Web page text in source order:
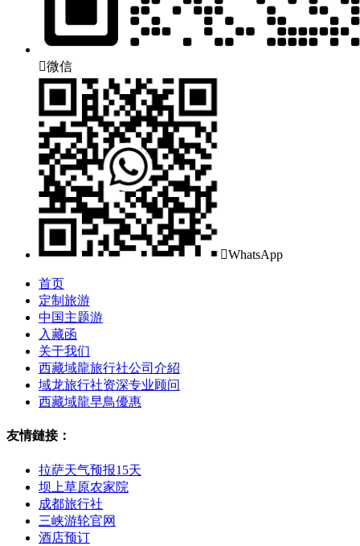
微信
WhatsApp
首页
定制旅游
中国主题游
入藏函
关于我们
西藏域龍旅行社公司介紹
域龙旅行社资深专业顾问
西藏域龍早鳥優惠
友情鏈接：
拉萨天气预报15天
坝上草原农家院
成都旅行社
三峡游轮官网
酒店预订